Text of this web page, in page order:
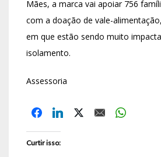
Mães, a marca vai apoiar 756
com a doação de vale-
em que estão sendo muito
isolamento.
Assessoria
Curtir isso: